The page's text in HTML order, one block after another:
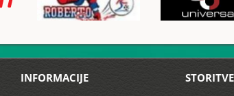
INFORMACIJE STORITVE